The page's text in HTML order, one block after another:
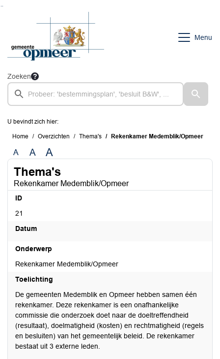
Ga naar de inhoud van deze pagina
Menu
Zoeken
U bevindt zich hier:
Home Overzichten Thema's Rekenkamer Medemblik/Opmeer
A A A
Thema's
Rekenkamer Medemblik/Opmeer
ID
21
Datum
Onderwerp
Rekenkamer Medemblik/Opmeer
Toelichting
De gemeenten Medemblik en Opmeer hebben samen één
rekenkamer. Deze rekenkamer is een onafhankelijke
commissie die onderzoek doet naar de doeltreffendheid
(resultaat), doelmatigheid (kosten) en rechtmatigheid (regels
en besluiten) van het gemeentelijk beleid. De rekenkamer
bestaat uit 3 externe leden.